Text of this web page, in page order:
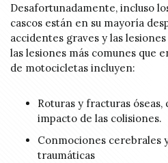
Desafortunadamente, incluso
cascos están en su mayoría
accidentes graves y las
las lesiones más comunes que
de motocicletas incluyen:
Roturas y fracturas óseas,
impacto de las colisiones.
Conmociones cerebrales
traumáticas